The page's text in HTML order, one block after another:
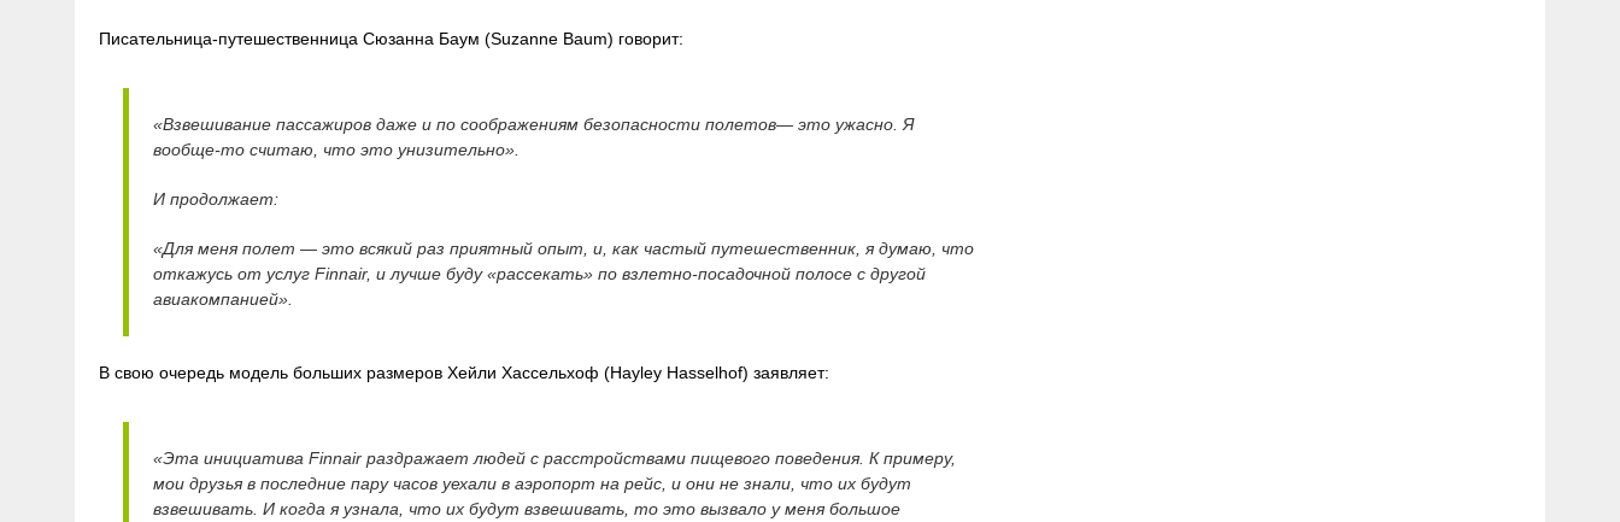
Писательница-путешественница Сюзанна Баум (Suzanne Baum) говорит:
«Взвешивание пассажиров даже и по соображениям безопасности полетов— это ужасно. Я
вообще-то считаю, что это унизительно».
И продолжает:
«Для меня полет — это всякий раз приятный опыт, и, как частый путешественник, я думаю, что
откажусь от услуг Finnair, и лучше буду «рассекать» по взлетно-посадочной полосе с другой
авиакомпанией».
В свою очередь модель больших размеров Хейли Хассельхоф (Hayley Hasselhof) заявляет:
«Эта инициатива Finnair раздражает людей с расстройствами пищевого поведения. К примеру,
мои друзья в последние пару часов уехали в аэропорт на рейс, и они не знали, что их будут
взвешивать. И когда я узнала, что их будут взвешивать, то это вызвало у меня большое